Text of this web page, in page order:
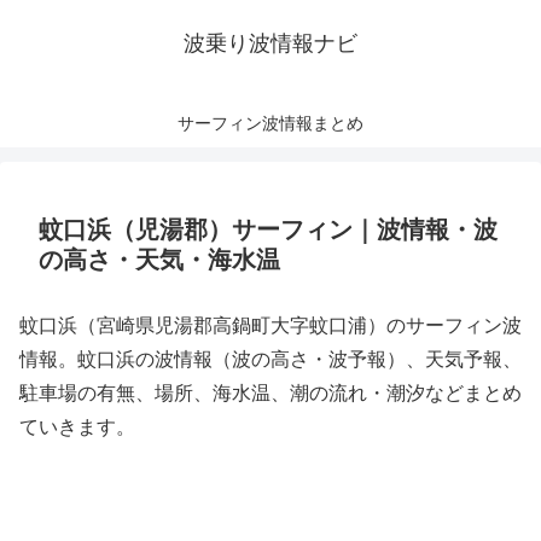
波乗り波情報ナビ
サーフィン波情報まとめ
蚊口浜（児湯郡）サーフィン｜波情報・波
の高さ・天気・海水温
蚊口浜（宮崎県児湯郡高鍋町大字蚊口浦）のサーフィン波
情報。蚊口浜の波情報（波の高さ・波予報）、天気予報、
駐車場の有無、場所、海水温、潮の流れ・潮汐などまとめ
ていきます。